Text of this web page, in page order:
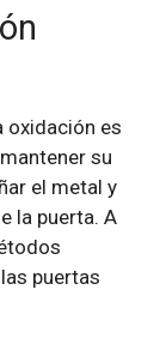
oxidación es
su
el metal y
la puerta. A
puertas